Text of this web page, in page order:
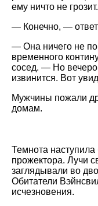
ему ничто не грозит.
— Конечно, —
— Она ничего не
временного
сосед. — Но
извинится. Вот
Мужчины пожали
домам.
Темнота наступила
прожектора. Лучи
заглядывали во
Обитатели
исчезновения.